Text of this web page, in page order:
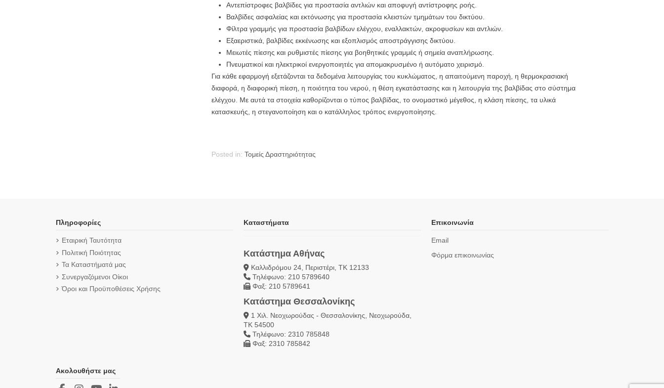
Αντεπίστροφες βαλβίδες για προστασία αντλιών και αποφυγή αντίστροφης ροής.
Βαλβίδες ασφαλείας και εκτόνωσης για προστασία κλειστών τμημάτων του δικτύου.
Φίλτρα γραμμής για προστασία βαλβίδων ελέγχου, εναλλακτών, ακροφυσίων και αντλιών.
Εξαεριστικά, βαλβίδες εκκένωσης και εξοπλισμός αποστράγγισης δικτύου.
Μειωτές πίεσης και ρυθμιστές πίεσης για βοηθητικές γραμμές ή σημεία αναπλήρωσης.
Πνευματικοί και ηλεκτρικοί ενεργοποιητές για απομακρυσμένο ή αυτόματο χειρισμό.
Για κάθε εφαρμογή εξετάζονται τα δεδομένα λειτουργίας του κυκλώματος, η απαιτούμενη παροχή, η θερμοκρασιακή
διαφορά, η διαφορική πίεση, η ποιότητα του νερού, η θέση εγκατάστασης και η λειτουργία της βαλβίδας στο σύστημα
ελέγχου. Με αυτά τα στοιχεία καθορίζονται ο τύπος βαλβίδας, το ονομαστικό μέγεθος, η κλάση πίεσης, τα υλικά
κατασκευής, η στεγανοποίηση και ο κατάλληλος τρόπος ενεργοποίησης.
Posted in: Τομείς Δραστηριότητας
Πληροφορίες
Εταιρική Ταυτότητα
Πολιτική Ποιότητας
Τα Καταστήματά μας
Συνεργαζόμενοι Οίκοι
Όροι και Προϋποθέσεις Χρήσης
Καταστήματα
Κατάστημα Αθήνας
Καλλιδρόμου 24, Περιστέρι, ΤΚ 12133
Τηλέφωνο: 210 5789640
Φαξ: 210 5789641
Κατάστημα Θεσσαλονίκης
1 Χιλ. Νεοχωρούδας - Θεσσαλονίκης, Νεοχωρούδα,
ΤΚ 54500
Τηλέφωνο: 2310 785848
Φαξ: 2310 785842
Επικοινωνία
Email
Φόρμα επικοινωνίας
Ακολουθήστε μας